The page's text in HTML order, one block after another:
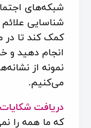
شبکه‌های
شناسایی
کمک کند تا در
انجام دهید و
نمونه از
می‌کنیم.
دریافت
که ما همه را